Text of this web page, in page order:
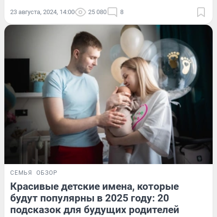
23 августа, 2024, 14:00 25 080 8
СЕМЬЯ ОБЗОР
Красивые детские имена, которые
будут популярны в 2025 году: 20
подсказок для будущих родителей